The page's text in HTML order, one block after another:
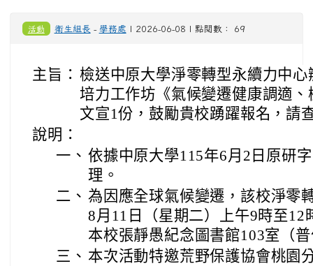
活動 衛生組長 - 學務處 | 2026-06-08 | 點閱數： 69
主旨： 檢送中原大學淨零轉型永續力中
培力工作坊《氣候變遷健康調適
文宣1份，鼓勵貴校踴躍報名，請
說明：
一、 依據中原大學115年6月2日原研
理。
二、 為因應全球氣候變遷，該校淨零
8月11日（星期二）上午9時至12
本校張靜愚紀念圖書館103室（
三、 本次活動特邀荒野保護協會桃園